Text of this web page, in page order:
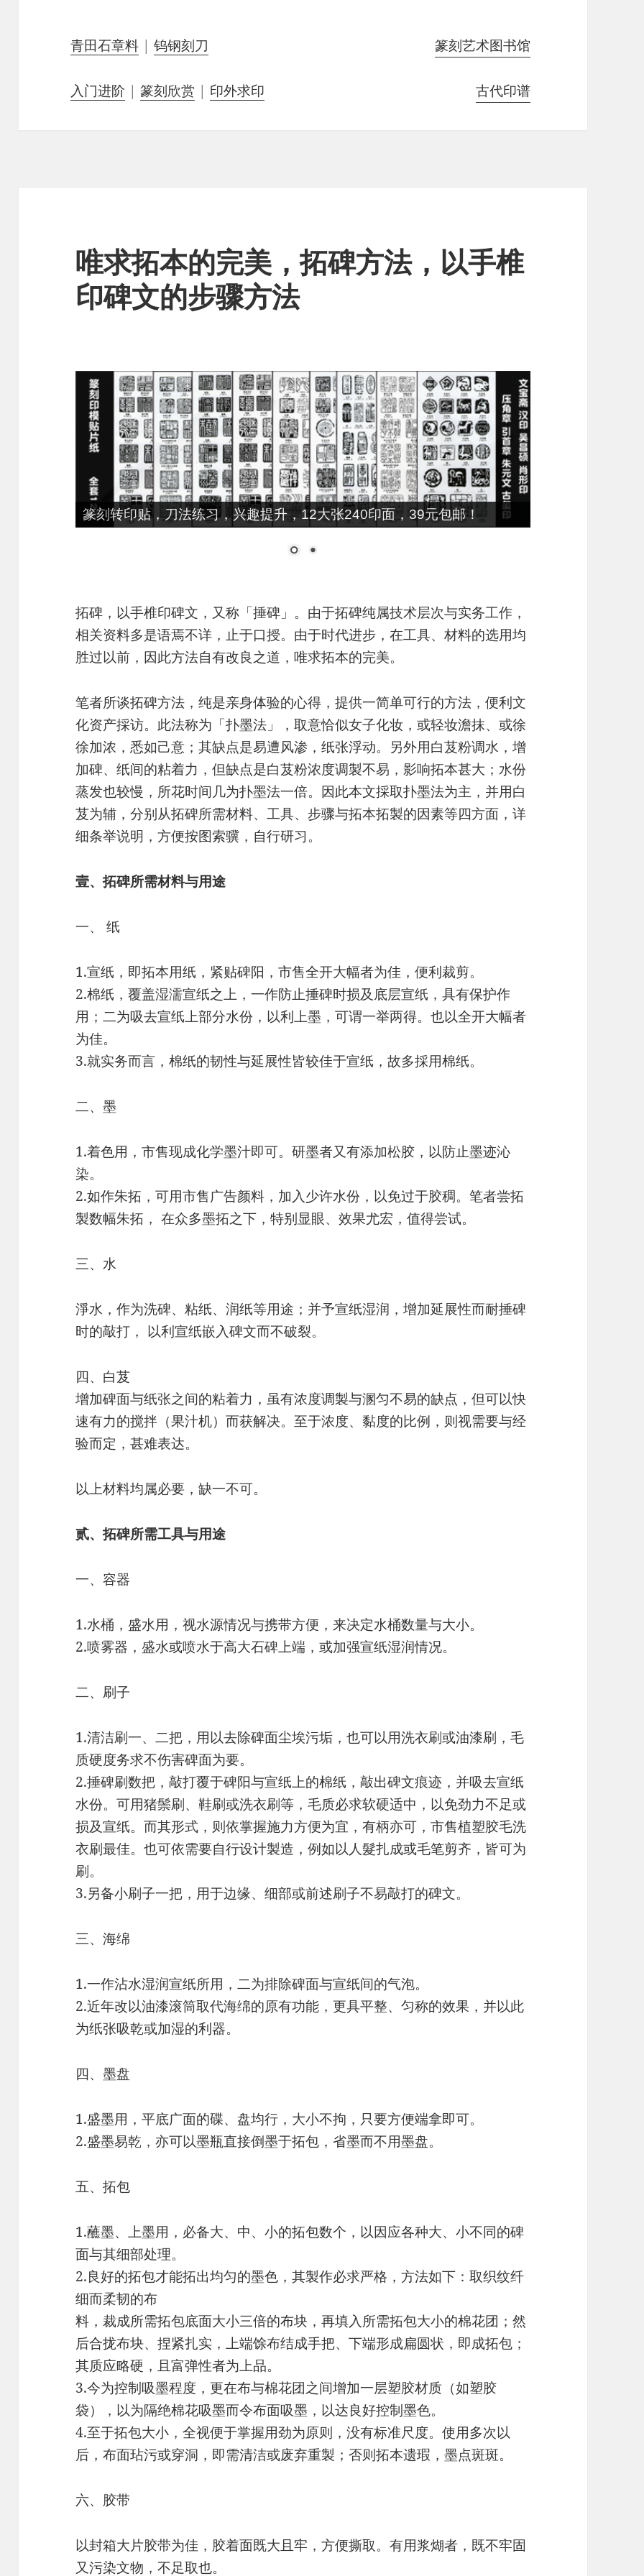
青田石章料 |钨钢刻刀 篆刻艺术图书馆
入门进阶 |篆刻欣赏 | 印外求印 古代印谱
唯求拓本的完美，拓碑方法，以手椎
印碑文的步骤方法
篆刻转印贴，刀法练习，兴趣提升，12大张240印面，39元包邮！
拓碑，以手椎印碑文，又称「捶碑」。由于拓碑纯属技术层次与实务工作，
相关资料多是语焉不详，止于口授。由于时代进步，在工具、材料的选用均
胜过以前，因此方法自有改良之道，唯求拓本的完美。
笔者所谈拓碑方法，纯是亲身体验的心得，提供一简单可行的方法，便利文
化资产採访。此法称为「扑墨法」，取意恰似女子化妆，或轻妆澹抹、或徐
徐加浓，悉如己意；其缺点是易遭风渗，纸张浮动。另外用白芨粉调水，增
加碑、纸间的粘着力，但缺点是白芨粉浓度调製不易，影响拓本甚大；水份
蒸发也较慢，所花时间几为扑墨法一倍。因此本文採取扑墨法为主，并用白
芨为辅，分别从拓碑所需材料、工具、步骤与拓本拓製的因素等四方面，详
细条举说明，方便按图索骥，自行研习。
壹、拓碑所需材料与用途
一、 纸
1.宣纸，即拓本用纸，紧贴碑阳，市售全开大幅者为佳，便利裁剪。
2.棉纸，覆盖湿濡宣纸之上，一作防止捶碑时损及底层宣纸，具有保护作
用；二为吸去宣纸上部分水份，以利上墨，可谓一举两得。也以全开大幅者
为佳。
3.就实务而言，棉纸的韧性与延展性皆较佳于宣纸，故多採用棉纸。
二、墨
1.着色用，市售现成化学墨汁即可。研墨者又有添加松胶，以防止墨迹沁
染。
2.如作朱拓，可用市售广告颜料，加入少许水份，以免过于胶稠。笔者尝拓
製数幅朱拓， 在众多墨拓之下，特别显眼、效果尤宏，值得尝试。
三、水
淨水，作为洗碑、粘纸、润纸等用途；并予宣纸湿润，增加延展性而耐捶碑
时的敲打， 以利宣纸嵌入碑文而不破裂。
四、白芨
增加碑面与纸张之间的粘着力，虽有浓度调製与溷匀不易的缺点，但可以快
速有力的搅拌（果汁机）而获解决。至于浓度、黏度的比例，则视需要与经
验而定，甚难表达。
以上材料均属必要，缺一不可。
贰、拓碑所需工具与用途
一、容器
1.水桶，盛水用，视水源情况与携带方便，来决定水桶数量与大小。
2.喷雾器，盛水或喷水于高大石碑上端，或加强宣纸湿润情况。
二、刷子
1.清洁刷一、二把，用以去除碑面尘埃污垢，也可以用洗衣刷或油漆刷，毛
质硬度务求不伤害碑面为要。
2.捶碑刷数把，敲打覆于碑阳与宣纸上的棉纸，敲出碑文痕迹，并吸去宣纸
水份。可用猪鬃刷、鞋刷或洗衣刷等，毛质必求软硬适中，以免劲力不足或
损及宣纸。而其形式，则依掌握施力方便为宜，有柄亦可，市售植塑胶毛洗
衣刷最佳。也可依需要自行设计製造，例如以人髮扎成或毛笔剪齐，皆可为
刷。
3.另备小刷子一把，用于边缘、细部或前述刷子不易敲打的碑文。
三、海绵
1.一作沾水湿润宣纸所用，二为排除碑面与宣纸间的气泡。
2.近年改以油漆滚筒取代海绵的原有功能，更具平整、匀称的效果，并以此
为纸张吸乾或加湿的利器。
四、墨盘
1.盛墨用，平底广面的碟、盘均行，大小不拘，只要方便端拿即可。
2.盛墨易乾，亦可以墨瓶直接倒墨于拓包，省墨而不用墨盘。
五、拓包
1.蘸墨、上墨用，必备大、中、小的拓包数个，以因应各种大、小不同的碑
面与其细部处理。
2.良好的拓包才能拓出均匀的墨色，其製作必求严格，方法如下：取织纹纤
细而柔韧的布
料，裁成所需拓包底面大小三倍的布块，再填入所需拓包大小的棉花团；然
后合拢布块、捏紧扎实，上端馀布结成手把、下端形成扁圆状，即成拓包；
其质应略硬，且富弹性者为上品。
3.今为控制吸墨程度，更在布与棉花团之间增加一层塑胶材质（如塑胶
袋），以为隔绝棉花吸墨而令布面吸墨，以达良好控制墨色。
4.至于拓包大小，全视便于掌握用劲为原则，没有标准尺度。使用多次以
后，布面玷污或穿洞，即需清洁或废弃重製；否则拓本遗瑕，墨点斑斑。
六、胶带
以封箱大片胶带为佳，胶着面既大且牢，方便撕取。有用浆煳者，既不牢固
又污染文物，不足取也。